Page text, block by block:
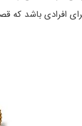
افرادی باشد که